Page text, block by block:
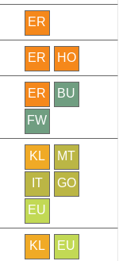
ER
ER HO
ER
BU
FW
KL
MT
IT
GO
EU
KL
EU